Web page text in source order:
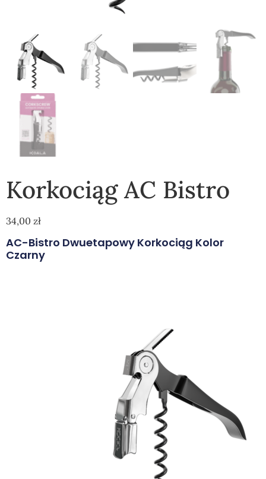
Korkociąg AC Bistro
34,00 zł
AC-Bistro Dwuetapowy Korkociąg Kolor
Czarny